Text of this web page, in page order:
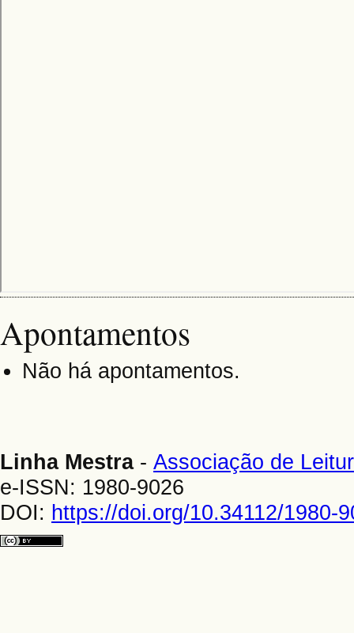
Apontamentos
Não há apontamentos.
Linha Mestra - Associação de
e-ISSN: 1980-9026
DOI: https://doi.org/10.34112/1980-